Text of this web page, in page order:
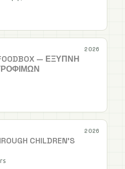
2026
— ΈΞΥΠΝΗ
2026
CHILDREN'S